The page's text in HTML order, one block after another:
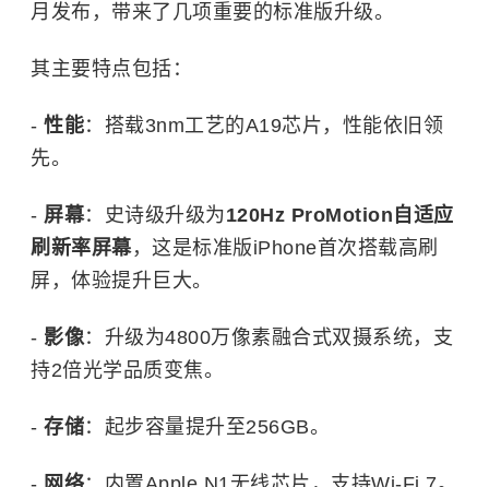
月发布，带来了几项重要的标准版升级。
其主要特点包括：
- 性能：搭载3nm工艺的A19芯片，性能依旧领
先。
- 屏幕：史诗级升级为120Hz ProMotion自适应
刷新率屏幕，这是标准版iPhone首次搭载高刷
屏，体验提升巨大。
- 影像：升级为4800万像素融合式双摄系统，支
持2倍光学品质变焦。
- 存储：起步容量提升至256GB。